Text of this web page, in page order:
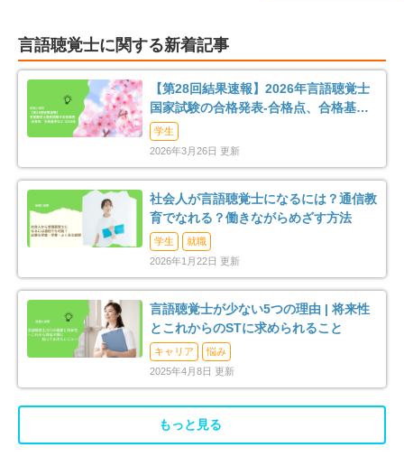
車通勤可 1 転居のサポート充実
リハスタッフ複数在籍 経営が安定している 1
管理職募集 0
言語聴覚士に関する新着記事
【第28回結果速報】2026年言語聴覚士
国家試験の合格発表-合格点、合格基
準、合格率など-
学生
2026年3月26日 更新
社会人が言語聴覚士になるには？通信教
育でなれる？働きながらめざす方法
学生
就職
2026年1月22日 更新
言語聴覚士が少ない5つの理由 | 将来性
とこれからのSTに求められること
キャリア
悩み
2025年4月8日 更新
もっと見る